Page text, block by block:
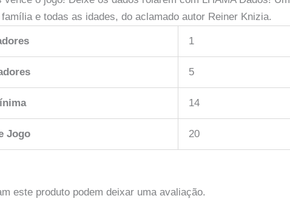
e todas as idades, do aclamado autor Reiner Knizia.
1
5
14
Jogo 20
este produto podem deixar uma avaliação.